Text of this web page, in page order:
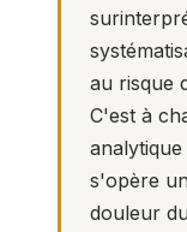
au risque
C'est à
s'opère
douleur